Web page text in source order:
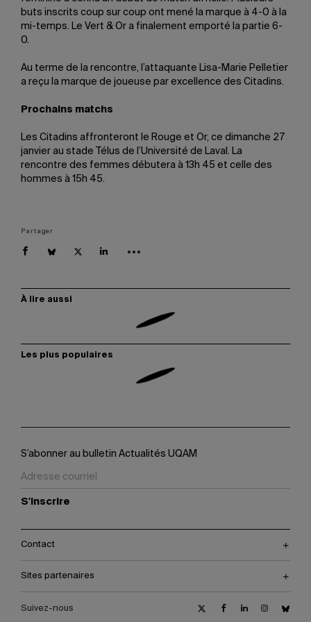
buts inscrits coup sur coup ont mené la marque à 4-0 à la
mi-temps. Le Vert & Or a finalement emporté la partie 6-
0.
Au terme de la rencontre, l’attaquante Lisa-Marie Pelletier
a reçu la marque de joueuse par excellence des Citadins.
Prochains matchs
Les Citadins affronteront le Rouge et Or, ce dimanche 27
janvier au stade Télus de l’Université de Laval. La
rencontre des femmes débutera à 13h 45 et celle des
hommes à 15h 45.
Partager
À lire aussi
Les plus populaires
S’abonner au bulletin Actualités UQAM
S'inscrire
Contact
Sites partenaires
Suivez-nous